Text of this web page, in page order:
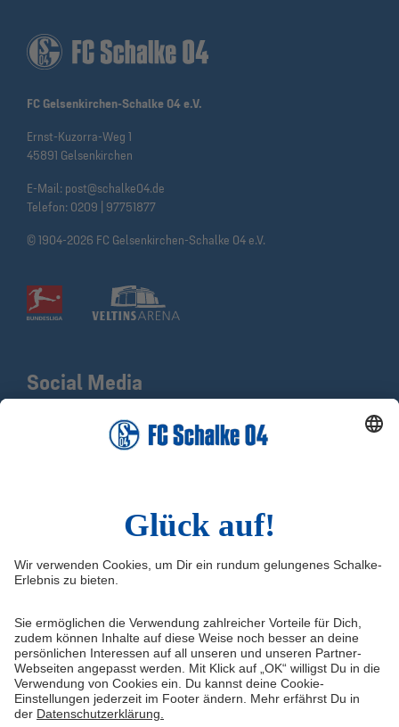
FC Gelsenkirchen-Schalke 04 e.V.
Ernst-Kuzorra-Weg 1
45891 Gelsenkirchen
E-Mail: post@schalke04.de
Telefon: 0209 | 97751877
© 1904-2026 FC Gelsenkirchen-Schalke 04 e.V.
Impressum
Medienportal
FAQ
Datenschutz
Haftungsausschluss
Quicklinks
Shop
schalke04.de
Schalke TV
VELTINS-Arena
ERWIN buchen
Social Media
X